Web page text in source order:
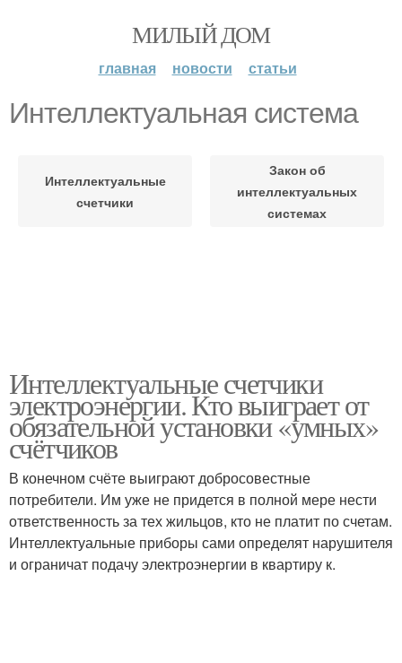
МИЛЫЙ ДОМ
главная новости статьи
Интеллектуальная система
Интеллектуальные
счетчики
Закон об
интеллектуальных
системах
Интеллектуальные счетчики
электроэнергии. Кто выиграет от
обязательной установки «умных»
счётчиков
В конечном счёте выиграют добросовестные
потребители. Им уже не придется в полной мере нести
ответственность за тех жильцов, кто не платит по счетам.
Интеллектуальные приборы сами определят нарушителя
и ограничат подачу электроэнергии в квартиру к.